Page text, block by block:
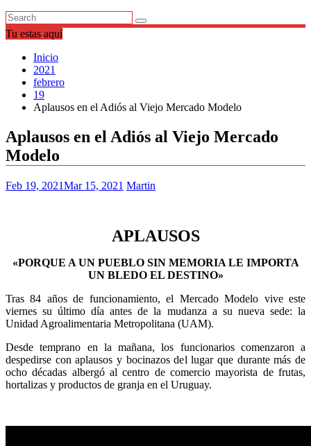
Tu estas aquí
Inicio
2021
febrero
19
Aplausos en el Adiós al Viejo Mercado Modelo
Aplausos en el Adiós al Viejo Mercado
Modelo
Feb 19, 2021Mar 15, 2021 Martin
APLAUSOS
«PORQUE A UN PUEBLO SIN MEMORIA LE IMPORTA
UN BLEDO EL DESTINO»
Tras 84 años de funcionamiento, el Mercado Modelo vive este
viernes su último día antes de la mudanza a su nueva sede: la
Unidad Agroalimentaria Metropolitana (UAM).
Desde temprano en la mañana, los funcionarios comenzaron a
despedirse con aplausos y bocinazos del lugar que durante más de
ocho décadas albergó al centro de comercio mayorista de frutas,
hortalizas y productos de granja en el Uruguay.